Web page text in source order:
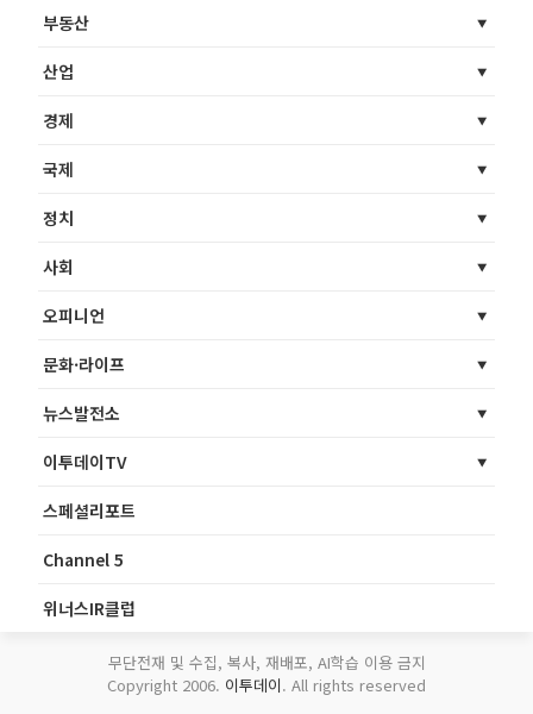
부동산
산업
경제
국제
정치
사회
오피니언
문화·라이프
뉴스발전소
이투데이TV
스페셜리포트
Channel 5
위너스IR클럽
무단전재 및 수집, 복사, 재배포, AI학습 이용 금지
Copyright 2006. 이투데이. All rights reserved